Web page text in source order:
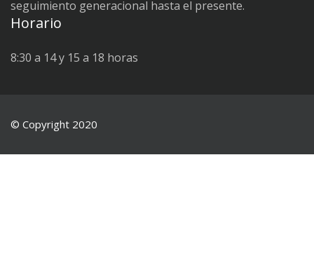
seguimiento generacional hasta el presente.
Horario
8:30 a 14 y 15 a 18 horas
© Copyright 2020